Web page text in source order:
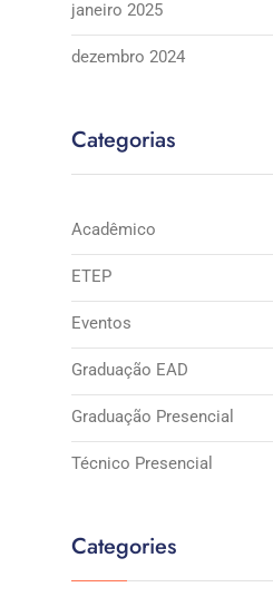
janeiro 2025
dezembro 2024
Categorias
Acadêmico
ETEP
Eventos
Graduação EAD
Graduação Presencial
Técnico Presencial
Categories